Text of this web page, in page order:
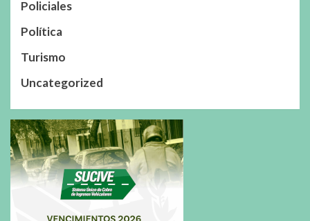
Policiales
Política
Turismo
Uncategorized